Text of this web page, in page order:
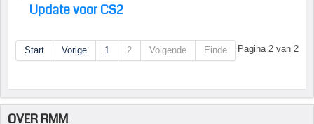
Update voor CS2
Pagina 2 van 2
Start Vorige 1 2 Volgende Einde
OVER RMM